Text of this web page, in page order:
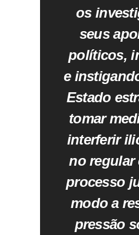
os
seus
políticos,
e
Estado
tomar
interferir
no regular
processo
modo a
pressão